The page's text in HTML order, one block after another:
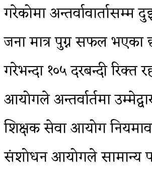
गरेकोमा अन्तर्वावार्तासम्म
जना मात्र पुग्न सफल
गरेभन्दा १०५ दरबन्दी रिक्त
आयोगले अन्तर्वार्तमा
शिक्षक सेवा आयोग
संशोधन आयोगले सामान्य